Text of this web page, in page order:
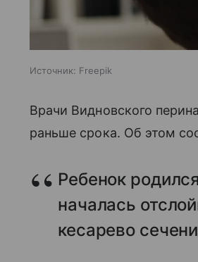
Источник: Freepik
Врачи Видновского
раньше срока. Об этом
Ребенок
началась
кесарево